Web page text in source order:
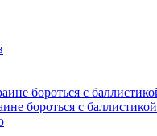
бороться с баллистикой